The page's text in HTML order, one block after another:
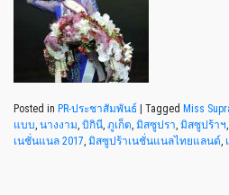
Posted in PR-ประชาสัมพันธ์ Tagged Miss
แบบ, นางงาม, บิกินี, ภูเก็ต, มิสซูปรา, มิสซูปร้าฯ,
เนชั่นแนล 2017, มิสซูปร้าเนชั่นแนลไทยแลนด์,